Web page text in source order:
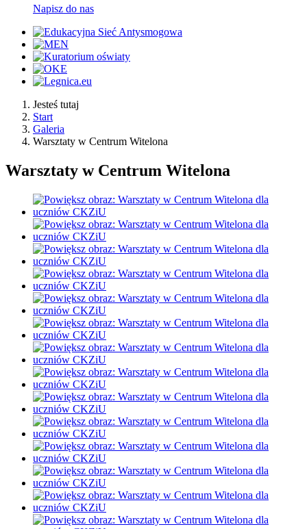
Napisz do nas
Jesteś tutaj
Start
Galeria
Warsztaty w Centrum Witelona
Warsztaty w Centrum Witelona